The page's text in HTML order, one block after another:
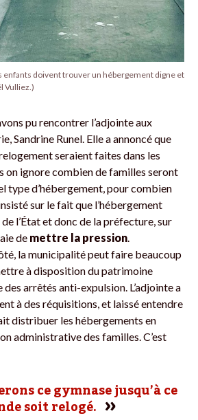
enfants doivent trouver un hébergement digne et
Vulliez.)
pu rencontrer l’adjointe aux
Sandrine Runel. Elle a annoncé que
seraient faites dans les
on ignore combien de familles seront
type d’hébergement, pour combien
sur le fait que l’hébergement
l’État et donc de la préfecture, sur
de mettre la pression.
la municipalité peut faire beaucoup
à disposition du patrimoine
arrêtés anti-expulsion. L’adjointe a
à des réquisitions, et laissé entendre
distribuer les hébergements en
administrative des familles. C’est
ce gymnase jusqu’à ce
soit relogé.